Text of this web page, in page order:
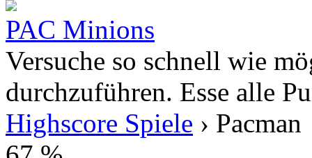
PAC Minions
Versuche so schnell wie
durchzuführen. Esse alle
Highscore Spiele › Pacman